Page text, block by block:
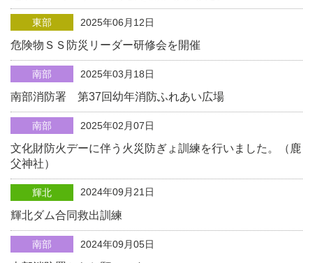
東部 2025年06月12日
危険物ＳＳ防災リーダー研修会を開催
南部 2025年03月18日
南部消防署 第37回幼年消防ふれあい広場
南部 2025年02月07日
文化財防火デーに伴う火災防ぎょ訓練を行いました。（鹿
父神社）
輝北 2024年09月21日
輝北ダム合同救出訓練
南部 2024年09月05日